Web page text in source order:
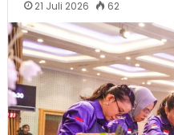
21 Juli 2026 62